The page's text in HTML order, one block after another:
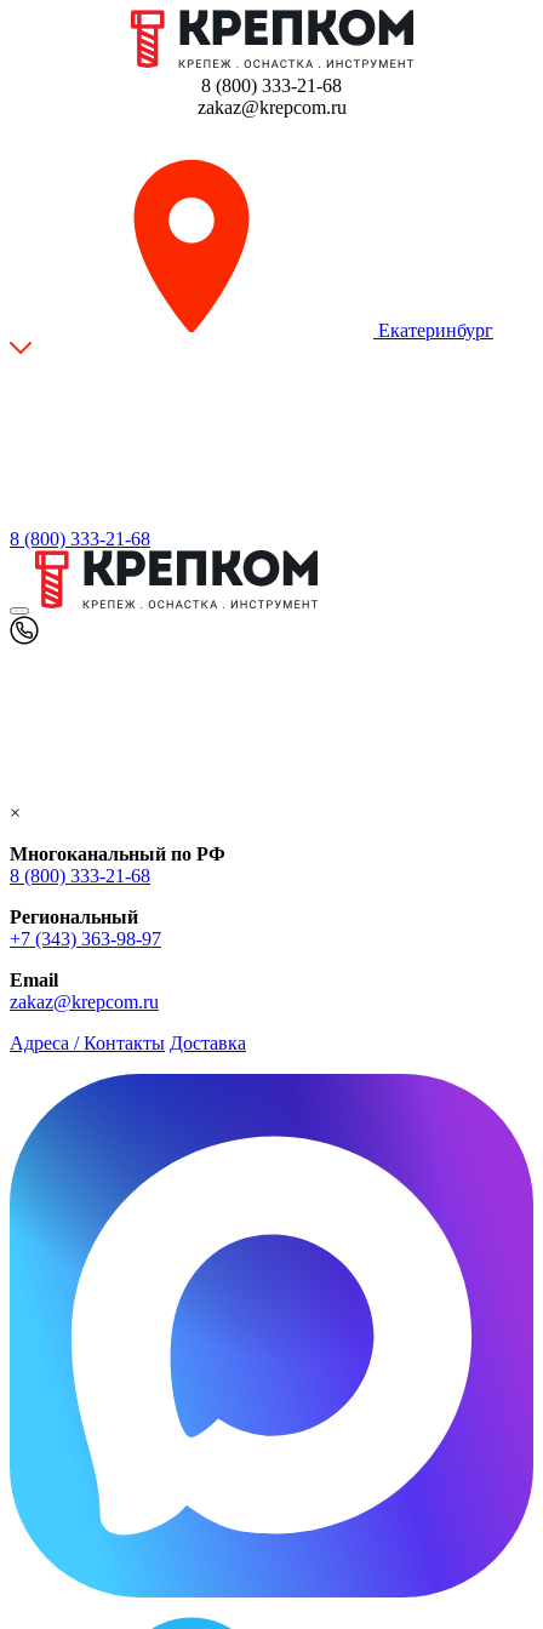
8 (800) 333-21-68
zakaz@krepcom.ru
Екатеринбург
8 (800) 333-21-68
×
Многоканальный по РФ
8 (800) 333‑21-68
Региональный
+7 (343) 363-98-97
Email
zakaz@krepcom.ru
Адреса / Контакты Доставка